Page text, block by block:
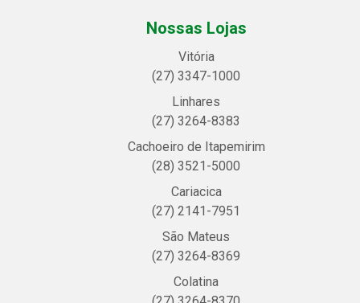
Nossas Lojas
Vitória
(27) 3347-1000
Linhares
(27) 3264-8383
Cachoeiro de Itapemirim
(28) 3521-5000
Cariacica
(27) 2141-7951
São Mateus
(27) 3264-8369
Colatina